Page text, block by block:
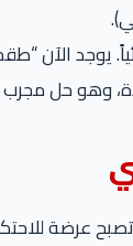
يوجد
للاحتكاك